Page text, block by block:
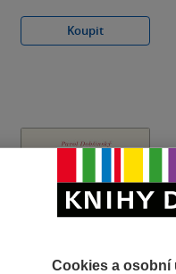
Koupit
Cookies a osobní